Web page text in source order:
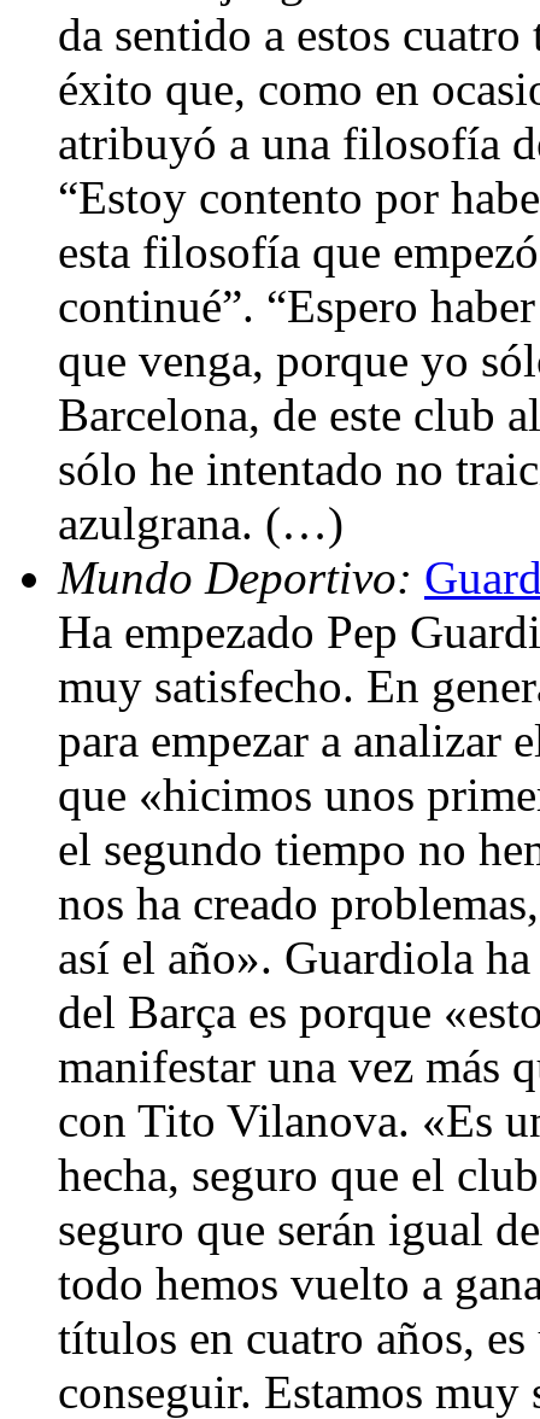
da sentido a estos
éxito que, como en
atribuyó a una filosofía
“Estoy contento por
esta filosofía que
continué”. “Espero
que venga, porque yo
Barcelona, de este club
sólo he intentado no
azulgrana. (…)
Mundo Deportivo:
Ha empezado Pep
muy satisfecho. En
para empezar a analizar
que «hicimos unos
el segundo tiempo no
nos ha creado
así el año». Guardiola
del Barça es porque
manifestar una vez más
con Tito Vilanova. «Es
hecha, seguro que el
seguro que serán igual
todo hemos vuelto a
títulos en cuatro años,
conseguir. Estamos